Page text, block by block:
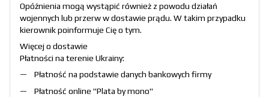
Opóźnienia mogą wystąpić również z powodu działań
wojennych lub przerw w dostawie prądu. W takim przypadku
kierownik poinformuje Cię o tym.
Więcej o dostawie
Płatności na terenie Ukrainy:
Płatność na podstawie danych bankowych firmy
Płatność online "Plata by mono"